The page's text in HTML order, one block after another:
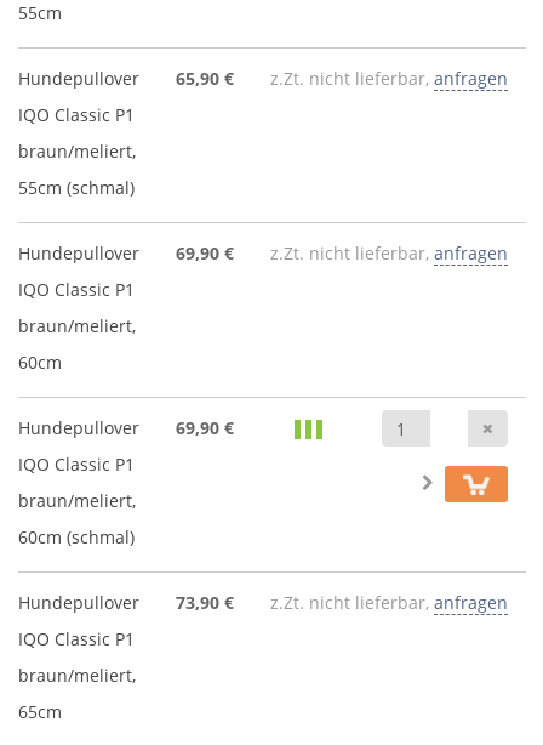
55cm
Hundepullover
IQO Classic P1
braun/meliert,
55cm (schmal)
65,90 € z.Zt. nicht lieferbar, anfragen
Hundepullover
IQO Classic P1
braun/meliert,
60cm
69,90 € z.Zt. nicht lieferbar, anfragen
Hundepullover
IQO Classic P1
braun/meliert,
60cm (schmal)
69,90 €
Hundepullover
IQO Classic P1
braun/meliert,
65cm
73,90 € z.Zt. nicht lieferbar, anfragen